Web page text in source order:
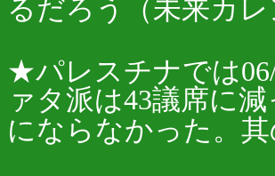
るだろう（未来カ
★パレスチナでは
ァタ派は43議席に
にならなかった。